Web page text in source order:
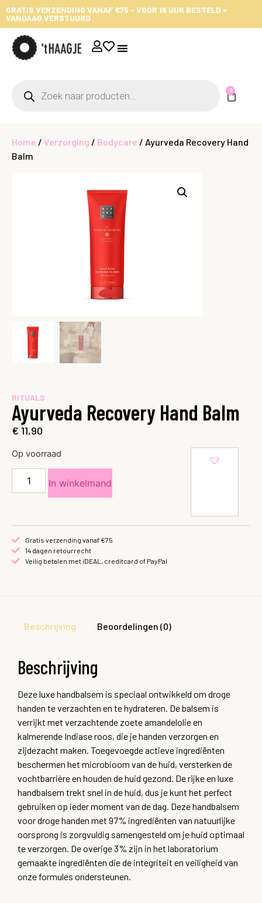
GRATIS VERZENDING VANAF €75 - VOOR 16 UUR BESTELD =
VANDAAG VERSTUURD
0
Home / Verzorging / Bodycare / Ayurveda Recovery Hand
Balm
RITUALS
Ayurveda Recovery Hand Balm
€ 11,90
Op voorraad
In winkelmand
Gratis verzending vanaf €75
14 dagen retourrecht
Veilig betalen met iDEAL, creditcard of PayPal
Beschrijving Beoordelingen (0)
Beschrijving
Deze luxe handbalsem is speciaal ontwikkeld om droge
handen te verzachten en te hydrateren. De balsem is
verrijkt met verzachtende zoete amandelolie en
kalmerende Indiase roos, die je handen verzorgen en
zijdezacht maken. Toegevoegde actieve ingrediënten
beschermen het microbioom van de huid, versterken de
vochtbarrière en houden de huid gezond. De rijke en luxe
handbalsem trekt snel in de huid, dus je kunt het perfect
gebruiken op ieder moment van de dag. Deze handbalsem
voor droge handen met 97% ingrediënten van natuurlijke
oorsprong is zorgvuldig samengesteld om je huid optimaal
te verzorgen. De overige 3% zijn in het laboratorium
gemaakte ingrediënten die de integriteit en veiligheid van
onze formules ondersteunen.